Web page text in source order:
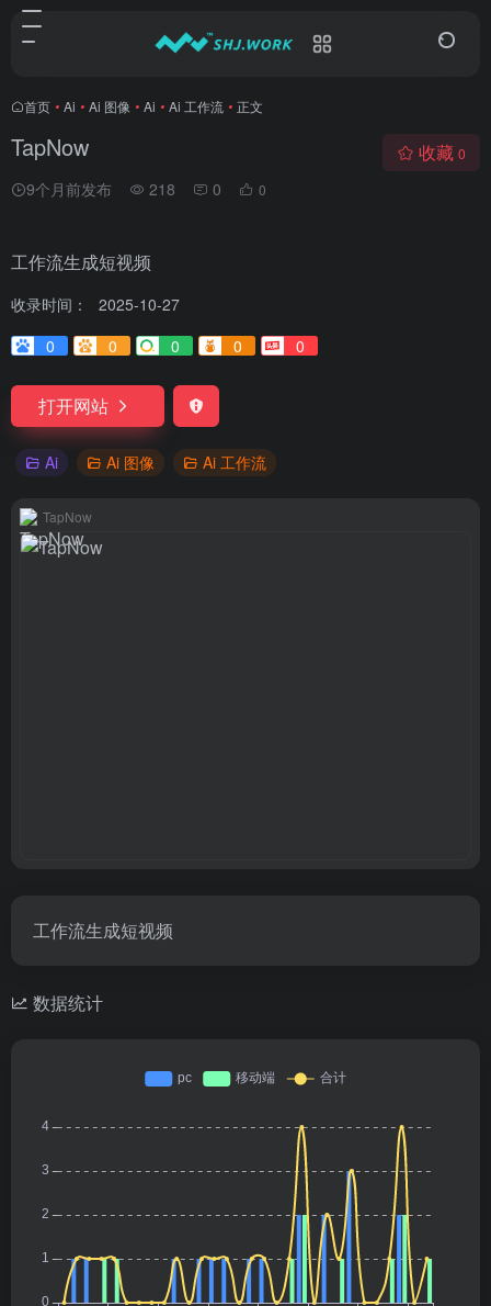
首页 • Ai • Ai 图像 • Ai • Ai 工作流 • 正文
TapNow
9个月前发布 218 0 0
收藏 0
工作流生成短视频
收录时间：
2025-10-27
0
0 0 0 0
打开网站
Ai Ai 图像 Ai 工作流
TapNow
工作流生成短视频
数据统计